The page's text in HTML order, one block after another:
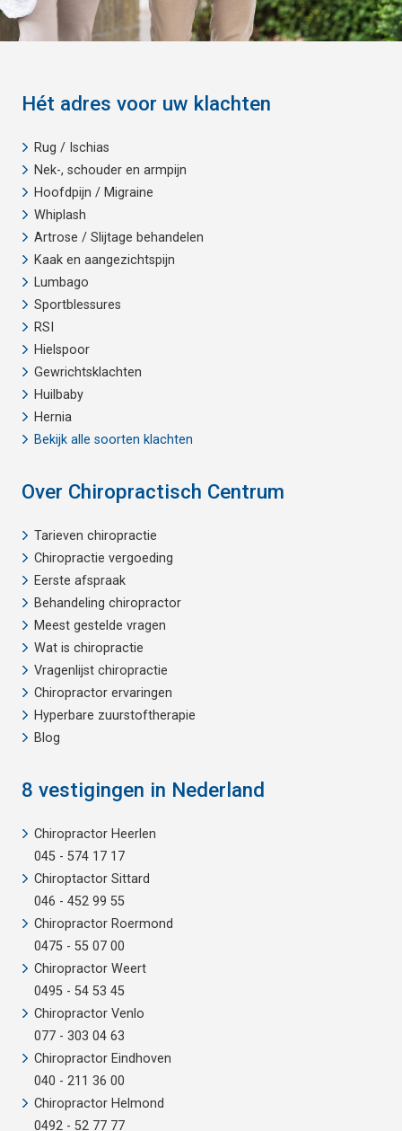
Hét adres voor uw klachten
Rug / Ischias
Nek-, schouder en armpijn
Hoofdpijn / Migraine
Whiplash
Artrose / Slijtage behandelen
Kaak en aangezichtspijn
Lumbago
Sportblessures
RSI
Hielspoor
Gewrichtsklachten
Huilbaby
Hernia
Bekijk alle soorten klachten
Over Chiropractisch Centrum
Tarieven chiropractie
Chiropractie vergoeding
Eerste afspraak
Behandeling chiropractor
Meest gestelde vragen
Wat is chiropractie
Vragenlijst chiropractie
Chiropractor ervaringen
Hyperbare zuurstoftherapie
Blog
8 vestigingen in Nederland
Chiropractor Heerlen
045 - 574 17 17
Chiroptactor Sittard
046 - 452 99 55
Chiropractor Roermond
0475 - 55 07 00
Chiropractor Weert
0495 - 54 53 45
Chiropractor Venlo
077 - 303 04 63
Chiropractor Eindhoven
040 - 211 36 00
Chiropractor Helmond
0492 - 52 77 77